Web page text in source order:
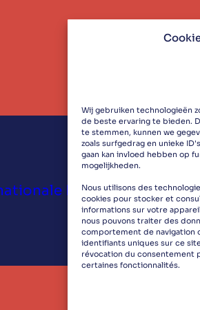
Wij gebruiken technologieën
de beste ervaring te bieden.
te stemmen, kunnen we
zoals surfgedrag en unieke
gaan kan invloed hebben op
mogelijkheden.
Nous utilisons des
cookies pour stocker et
informations sur votre
nous pouvons traiter des
comportement de navigation
identifiants uniques sur ce
révocation du consentement
certaines fonctionnalités.
Dag van de Jazz